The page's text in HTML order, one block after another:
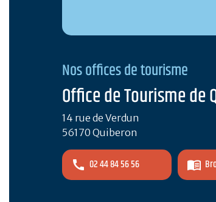
Nos offices de tourisme
Office de Tourisme de
14 rue de Verdun
56170 Quiberon
02 44 84 56 56